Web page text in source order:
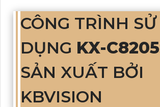
CÔNG TRÌNH SỬ
DỤNG KX-
SẢN XUẤT BỞI
KBVISION